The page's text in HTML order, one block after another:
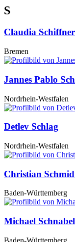
S
Claudia Schiffner
Bremen
Jannes Pablo
Nordrhein-Westfalen
Detlev Schlag
Nordrhein-Westfalen
Christian
Baden-Württemberg
Michael Schnabel
Baden-Württemberg